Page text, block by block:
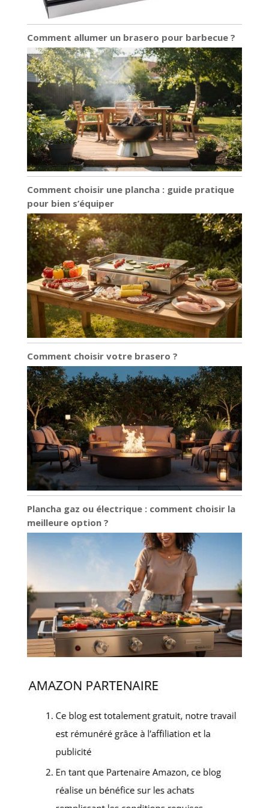
Comment allumer un brasero pour barbecue ?
Comment choisir une plancha : guide pratique
pour bien s’équiper
Comment choisir votre brasero ?
Plancha gaz ou électrique : comment choisir la
meilleure option ?